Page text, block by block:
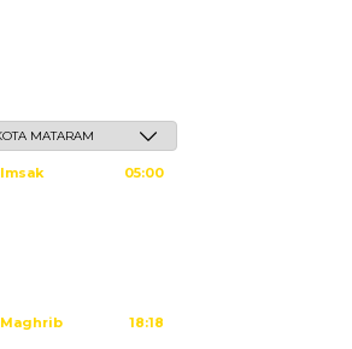
Imsak 05:00
Maghrib 18:18